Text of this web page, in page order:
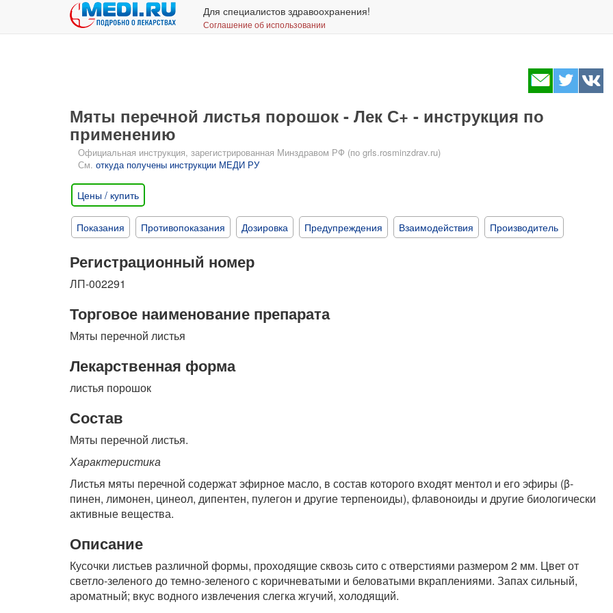
Для специалистов здравоохранения!
Соглашение об использовании
Мяты перечной листья порошок - Лек С+ - инструкция по
применению
Официальная инструкция, зарегистрированная Минздравом РФ (по grls.rosminzdrav.ru)
См. откуда получены инструкции МЕДИ РУ
Цены / купить
Показания Противопоказания Дозировка Предупреждения Взаимодействия Производитель
Регистрационный номер
ЛП-002291
Торговое наименование препарата
Мяты перечной листья
Лекарственная форма
листья порошок
Состав
Мяты перечной листья.
Характеристика
Листья мяты перечной содержат эфирное масло, в состав которого входят ментол и его эфиры (β-
пинен, лимонен, цинеол, дипентен, пулегон и другие терпеноиды), флавоноиды и другие биологически
активные вещества.
Описание
Кусочки листьев различной формы, проходящие сквозь сито с отверстиями размером 2 мм. Цвет от
светло-зеленого до темно-зеленого с коричневатыми и беловатыми вкраплениями. Запах сильный,
ароматный; вкус водного извлечения слегка жгучий, холодящий.